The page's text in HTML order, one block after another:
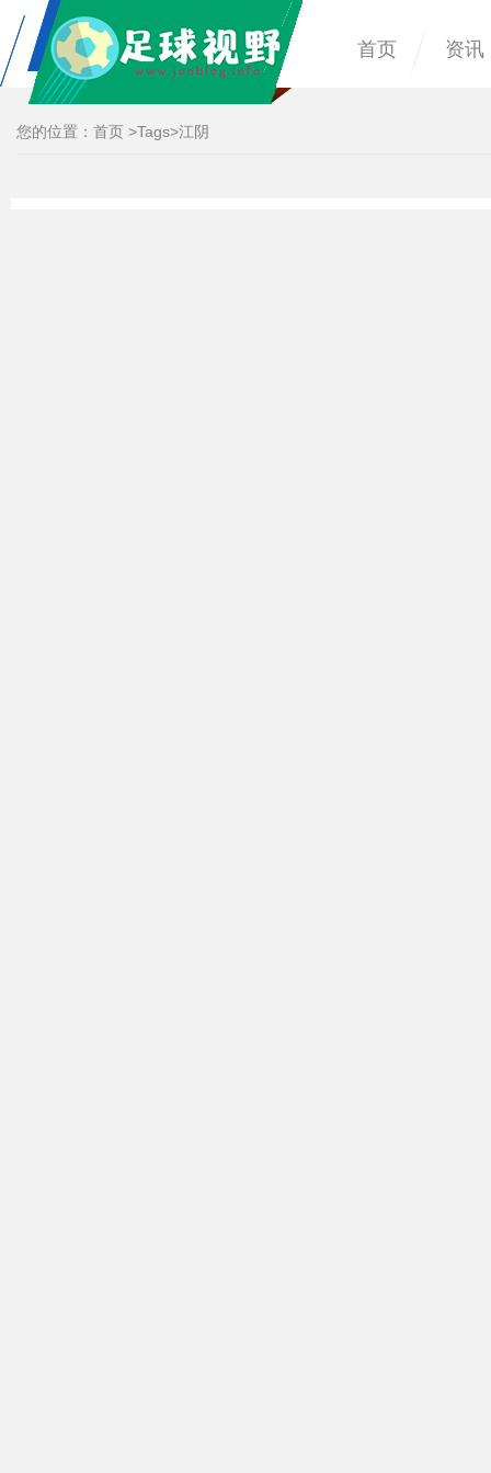
首页 资讯
您的位置： 首页 >Tags>江阴